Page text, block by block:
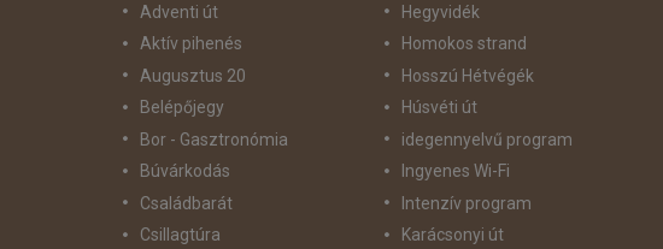
Adventi út
Aktív pihenés
Augusztus 20
Belépőjegy
Bor - Gasztronómia
Búvárkodás
Családbarát
Csillagtúra
Hegyvidék
Homokos strand
Hosszú Hétvégék
Húsvéti út
idegennyelvű program
Ingyenes Wi-Fi
Intenzív program
Karácsonyi út